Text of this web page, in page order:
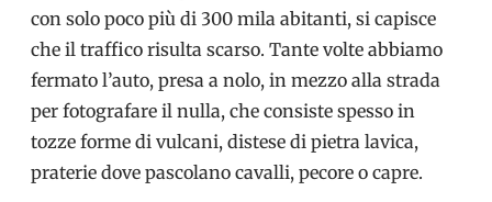
con solo poco più di 300 mila abitanti, si capisce
che il traffico risulta scarso. Tante volte abbiamo
fermato l’auto, presa a nolo, in mezzo alla strada
per fotografare il nulla, che consiste spesso in
tozze forme di vulcani, distese di pietra lavica,
praterie dove pascolano cavalli, pecore o capre.